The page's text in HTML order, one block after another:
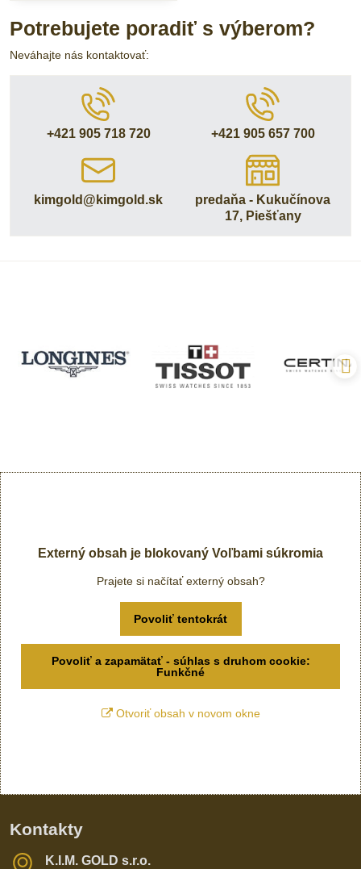
Potrebujete poradiť s výberom?
Neváhajte nás kontaktovať:
+421 905 718 720 +421 905 657 700
kimgold​@kimgold​.sk
predaňa - Kukučínova
17, Piešťany
Externý obsah je blokovaný Voľbami súkromia
Prajete si načítať externý obsah?
Povoliť tentokrát
Povoliť a zapamätať - súhlas s druhom cookie:
Funkčné
Otvoriť obsah v novom okne
Kontakty
K​​.I​​.M​​. GOLD s​​.r​​.o​​.